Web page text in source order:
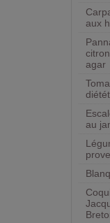
aux
agar
au